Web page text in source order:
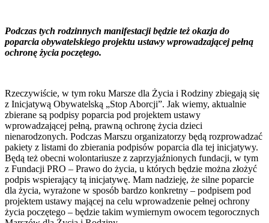
Podczas tych rodzinnych manifestacji będzie też okazja do
poparcia obywatelskiego projektu ustawy wprowadzającej pełną
ochronę życia poczętego.
Rzeczywiście, w tym roku Marsze dla Życia i Rodziny zbiegają się
z Inicjatywą Obywatelską „Stop Aborcji”. Jak wiemy, aktualnie
zbierane są podpisy poparcia pod projektem ustawy
wprowadzającej pełną, prawną ochronę życia dzieci
nienarodzonych. Podczas Marszu organizatorzy będą rozprowadzać
pakiety z listami do zbierania podpisów poparcia dla tej inicjatywy.
Będą też obecni wolontariusze z zaprzyjaźnionych fundacji, w tym
z Fundacji PRO – Prawo do życia, u których będzie można złożyć
podpis wspierający tą inicjatywę. Mam nadzieję, że silne poparcie
dla życia, wyrażone w sposób bardzo konkretny – podpisem pod
projektem ustawy mającej na celu wprowadzenie pełnej ochrony
życia poczętego – będzie takim wymiernym owocem tegorocznych